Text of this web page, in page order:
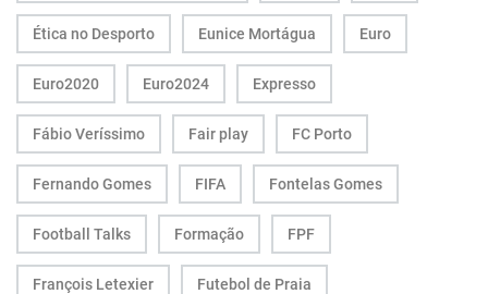
Ética no Desporto Eunice Mortágua Euro
Euro2020 Euro2024 Expresso
Fábio Veríssimo Fair play FC Porto
Fernando Gomes FIFA Fontelas Gomes
Football Talks Formação FPF
François Letexier Futebol de Praia